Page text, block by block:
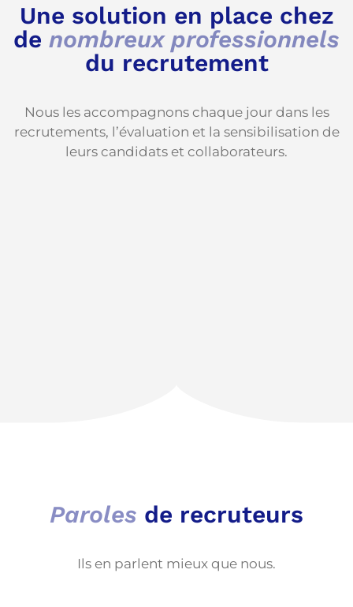
Une solution en place chez
de nombreux professionnels
du recrutement
Nous les accompagnons chaque jour dans les
recrutements, l’évaluation et la sensibilisation de
leurs candidats et collaborateurs.
Paroles de recruteurs
Ils en parlent mieux que nous.